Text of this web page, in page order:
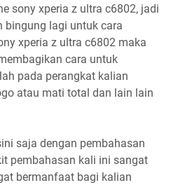
sony xperia z ultra c6802, jadi
bingung lagi untuk cara
xperia z ultra c6802 maka
cara untuk
pada perangkat kalian
atau mati total dan lain lain
saja dengan pembahasan
pembahasan kali ini sangat
bermanfaat bagi kalian